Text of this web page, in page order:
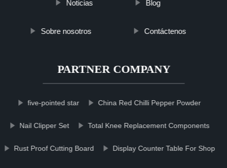
Noticias Blog
Sobre nosotros Contáctenos
PARTNER COMPANY
five-pointed star China Red Chilli Pepper Powder
Nail Clipper Set Total Knee Replacement Components
Rust Proof Cutting Board Display Counter Table For Shop